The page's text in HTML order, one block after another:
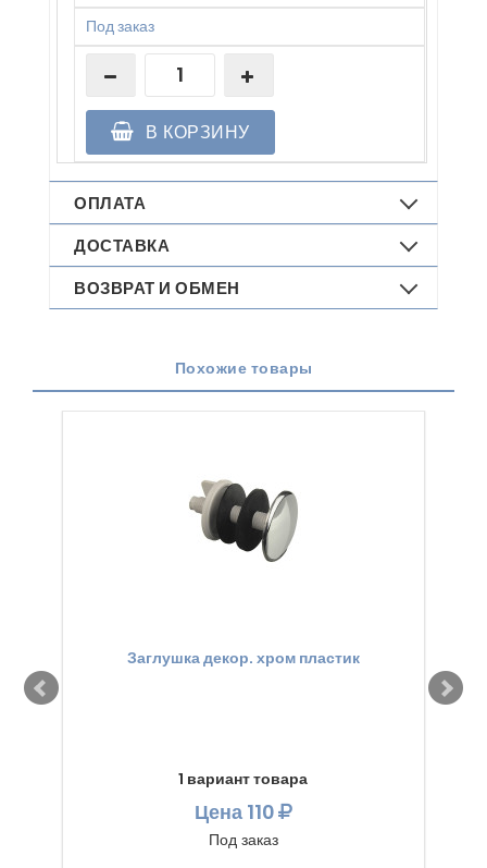
Под заказ
В КОРЗИНУ
ОПЛАТА
ДОСТАВКА
ВОЗВРАТ И ОБМЕН
Похожие товары
Заглушка декор. хром пластик
1 вариант товара
Цена110
Под заказ